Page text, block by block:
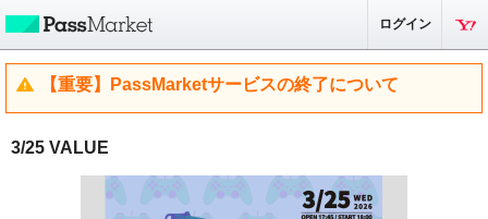
ログイン
【重要】PassMarketサービスの終了について
3/25 VALUE